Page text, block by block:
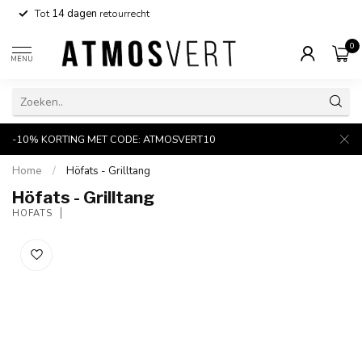
Tot14 dagen retourrecht
MENU
0
-10% KORTING MET CODE: ATMOSVERT10
Home / Höfats - Grilltang
Höfats - Grilltang
HÖFATS